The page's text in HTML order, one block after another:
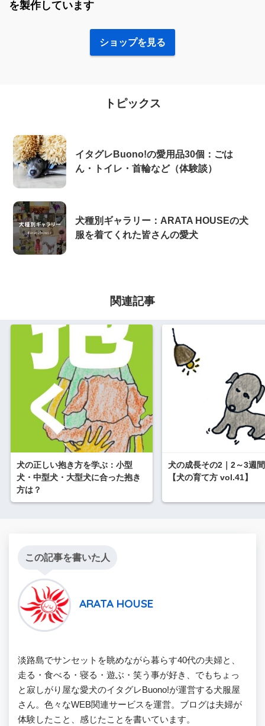
を製作しています
ショップを見る
トピックス
イタグレBuono!の愛用品30個：ごは
ん・トイレ・首輪など（体験談）
犬種別ギャラリー：ARATA HOUSEの犬
服を着てくれた皆さんの愛犬
関連記事
犬の正しい抱き方を学ぶ：小型
犬・中型犬・大型犬に合った抱き
方は？
犬の成長その2｜2～3週
【犬の育て方 vol.41】
この記事を書いた人
ARATA HOUSE
淡路島でサンセットを眺めながら暮らす40代の夫婦と、
走る・食べる・寝る・遊ぶ・笑う事が好き、でもちょっ
と寂しがり屋な愛犬のイタグレBuono!が運営する犬服屋
さん。色々なWEB関連サービスを運営。ブログは夫婦が
体験したこと、感じたことを書いています。